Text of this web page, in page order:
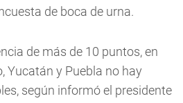
de boca de urna.
de más de 10 puntos, en
Yucatán y Puebla no hay
según informó el presidente